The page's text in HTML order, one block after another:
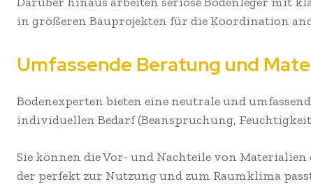
in größeren Bauprojekten für die Koordination
Umfassende Beratung und
Bodenexperten bieten eine neutrale und
individuellen Bedarf (Beanspruchung,
Sie können die Vor- und Nachteile von
der perfekt zur Nutzung und zum Raumklima